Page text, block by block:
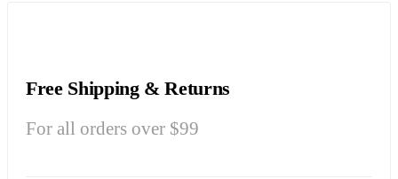
Free Shipping & Returns
For all orders over $99